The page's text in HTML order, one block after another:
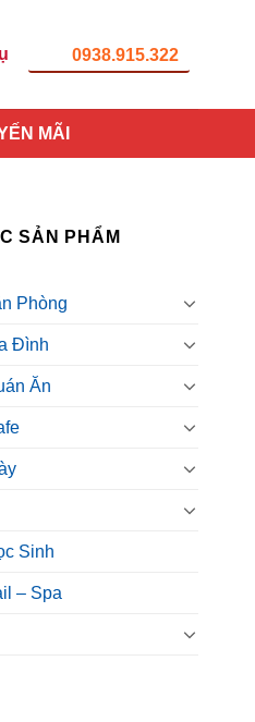
0938.915.322
MÃI
SẢN PHẨM
Phòng
Đình
Ăn
Sinh
– Spa